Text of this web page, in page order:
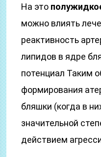
На это
можно влиять
реактивность
липидов в ядре
потенциал Таким
формирования
бляшки (когда в
значительной
действием